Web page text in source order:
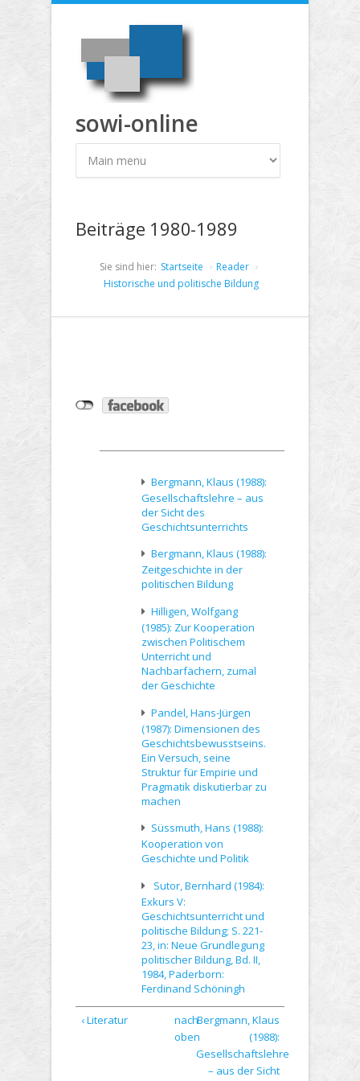
Direkt zum Inhalt
sowi-online
Beiträge 1980-1989
Sie sind hier: Startseite
Reader
Historische und politische Bildung
Bergmann, Klaus (1988):
Gesellschaftslehre – aus
der Sicht des
Geschichtsunterrichts
Bergmann, Klaus (1988):
Zeitgeschichte in der
politischen Bildung
Hilligen, Wolfgang
(1985): Zur Kooperation
zwischen Politischem
Unterricht und
Nachbarfächern, zumal
der Geschichte
Pandel, Hans-Jürgen
(1987): Dimensionen des
Geschichtsbewusstseins.
Ein Versuch, seine
Struktur für Empirie und
Pragmatik diskutierbar zu
machen
Süssmuth, Hans (1988):
Kooperation von
Geschichte und Politik
Sutor, Bernhard (1984):
Exkurs V:
Geschichtsunterricht und
politische Bildung; S. 221-
23, in: Neue Grundlegung
politischer Bildung, Bd. II,
1984, Paderborn:
Ferdinand Schöningh
‹ Literatur
nach
oben
Bergmann, Klaus
(1988):
Gesellschaftslehre
– aus der Sicht